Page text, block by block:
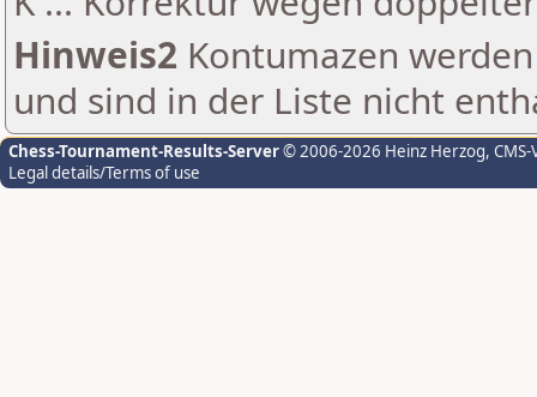
Hinweis2 Kontumazen
und sind in der Liste nicht
Chess-Tournament-Results-Server© 2006-2026 Heinz Herzog,
Legal details/Terms of use